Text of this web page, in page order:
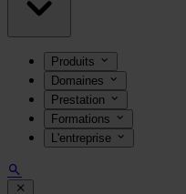
Produits
Domaines
Prestation
Formations
L'entreprise